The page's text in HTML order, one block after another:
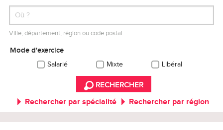
Ville, département, région ou code postal
Mode d'exercice
Salarié Mixte Libéral
RECHERCHER
Rechercher par spécialité Rechercher par région